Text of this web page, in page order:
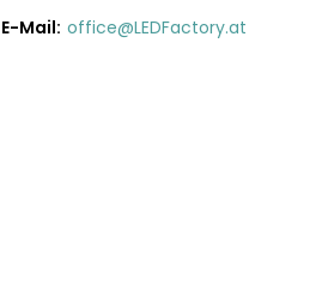
E-Mail: office@LEDFactory.at